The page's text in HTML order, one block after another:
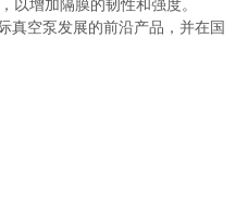
以增加隔膜的韧性和强度。
真空泵发展的前沿产品，并在国